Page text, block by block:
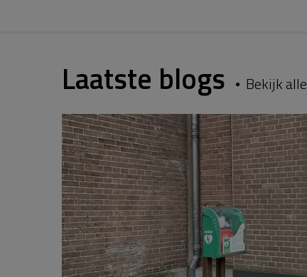
Laatste blogs Bekijk alle